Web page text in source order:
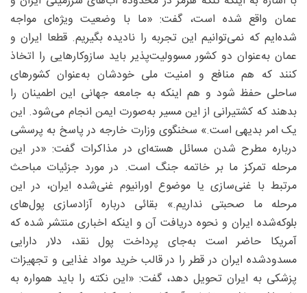
عمان واقع شده است، گفت: «ما با وضعیت ویژه‌ای مواجه
شده‌ایم که نمی‌توانیم این تجربه را نادیده بگیریم. قطعا ایران و
عمان به‌عنوان دو کشور مسوولیت‌پذیر باید سازوکارهایی را اتخاذ
کنند که هم منافع و امنیت ملی خودشان به‌عنوان کشورهای
ساحلی حفظ شود و هم اینکه به جامعه جهانی این اطمینان را
بدهند که کشتیرانی از این مسیر به‌صورت ایمن انجام می‌شود. این
یک امر بدیهی است.» سخنگوی وزارت خارجه در پاسخ به پرسشی
درباره مطرح شدن مسائل هسته‌ای در مذاکرات گفت: «در این
مرحله تمرکز ما بر خاتمه جنگ است. در مورد جزئیات مباحث
مرتبط با غنی‌سازی یا موضوع اورانیوم غنی‌شده ایران، در این
مرحله ما صحبتی نداریم.» بقائی درباره آزادسازی پول‌های
بلوکه‌شده ایران و نحوه دریافت آن و اینکه اخباری منتشر شده که
آمریکا حاضر است به‌جای پرداخت پول نقد، دلار دارایی
مسدودشده ایران در قطر را در قالب خرید مواد غذایی و تجهیزات
پزشکی به ایران تحویل دهد، گفت: «این نکته را باید همواره به